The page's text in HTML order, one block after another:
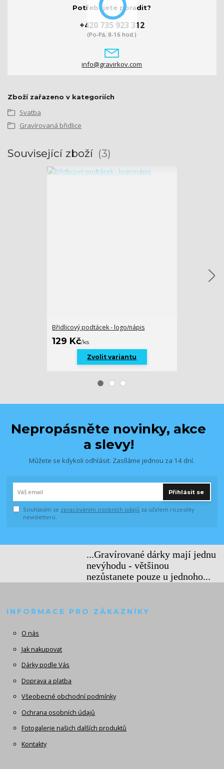
Potřebujete poradit?
+420 735 923 312
(Po-Pá, 8-16 hod.)
info@gravirkov.com
Zboží zařazeno v kategoriích
Svatba
Gravírovaná břidlice
Související zboží 3
Břidlicový podtácek - logo/nápis
129 Kč/ks
Zvolit variantu
Nepropásněte novinky, akce
a slevy!
Můžete se kdykoli odhlásit. Zasíláme jednou za 14 dní.
Přihlásit se
Souhlasím se zpracováním osobních údajů za účelem rozesílky
newsletteru.
...Gravírované dárky mají jednu
nevýhodu - většinou
nezůstanete pouze u jednoho...
INFORMACE PRO ZÁKAZNÍKY
O nás
Jak nakupovat
Dárky podle Vás
Doprava a platba
Všeobecné obchodní podmínky
Ochrana osobních údajů
Fotogalerie našich dalších produktů
Kontakty